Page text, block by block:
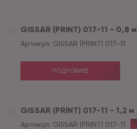
GISSAR (PRINT) 017-11 - 0,8 м
Артикул: GISSAR (PRINT) 017-11
ПОДРОБНЕЕ
GISSAR (PRINT) 017-11 - 1,2 м
Артикул: GISSAR (PRINT) 017-11